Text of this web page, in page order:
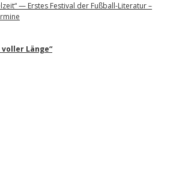
— Erstes Festival der Fußball-Literatur –
Länge“